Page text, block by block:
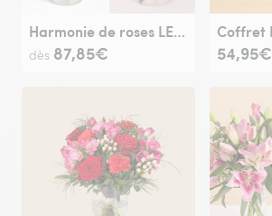
Harmonie de roses LEGO®
dès 87,85€ 54,95€